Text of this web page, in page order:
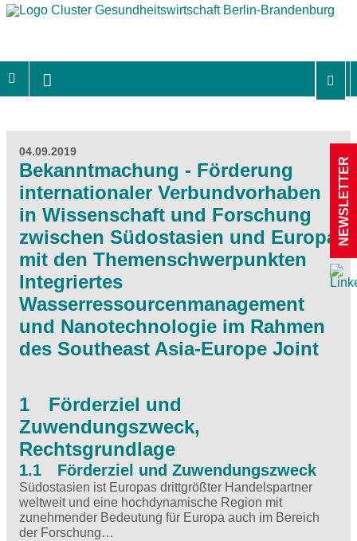
04.09.2019
Bekanntmachung - Förderung
internationaler Verbundvorhaben
in Wissenschaft und Forschung
zwischen Südostasien und Europa
mit den Themenschwerpunkten
Integriertes
Wasserressourcenmanagement
und Nanotechnologie im Rahmen
des Southeast Asia-Europe Joint
1 Förderziel und
Zuwendungszweck,
Rechtsgrundlage
1.1 Förderziel und Zuwendungszweck
Südostasien ist Europas drittgrößter Handelspartner
weltweit und eine hochdynamische Region mit
zunehmender Bedeutung für Europa auch im Bereich
der Forschung…
NEWSLETTER